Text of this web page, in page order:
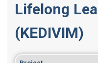
Lifelong
(KEDIVIM)